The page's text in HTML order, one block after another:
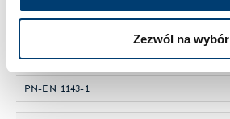
Zezwól na wybór
2
Norma ochrony antywłamaniowej
PN-EN 1143-1